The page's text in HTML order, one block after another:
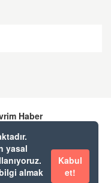
yasal
almak
Kabul
et!
Haber